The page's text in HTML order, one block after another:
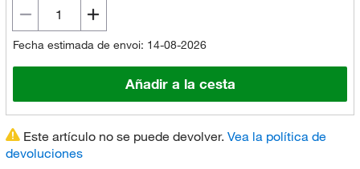
Fecha estimada de envoi: 14-08-2026
Añadir a la cesta
Este artículo no se puede devolver. Vea la política de
devoluciones